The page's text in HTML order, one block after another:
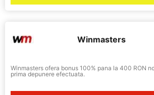
Winmasters
Winmasters ofera bonus 100% pana la 400 RON
prima depunere efectuata.